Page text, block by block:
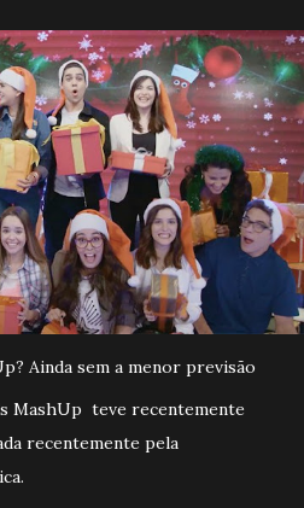
Ainda sem a menor previsão
MashUp teve recentemente
recentemente pela